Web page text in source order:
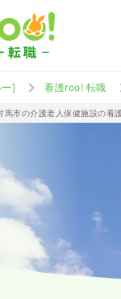
] 看護roo! 転職
馬市の介護老人保健施設の看